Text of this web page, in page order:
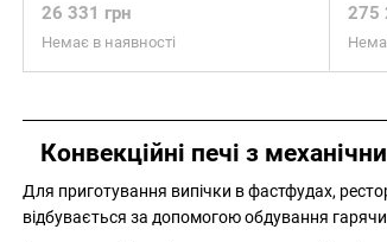
Конвекційні печі з
Для приготування випічки в фастфудах,
відбувається за допомогою обдування
26 331 грн
Немає в наявності
275